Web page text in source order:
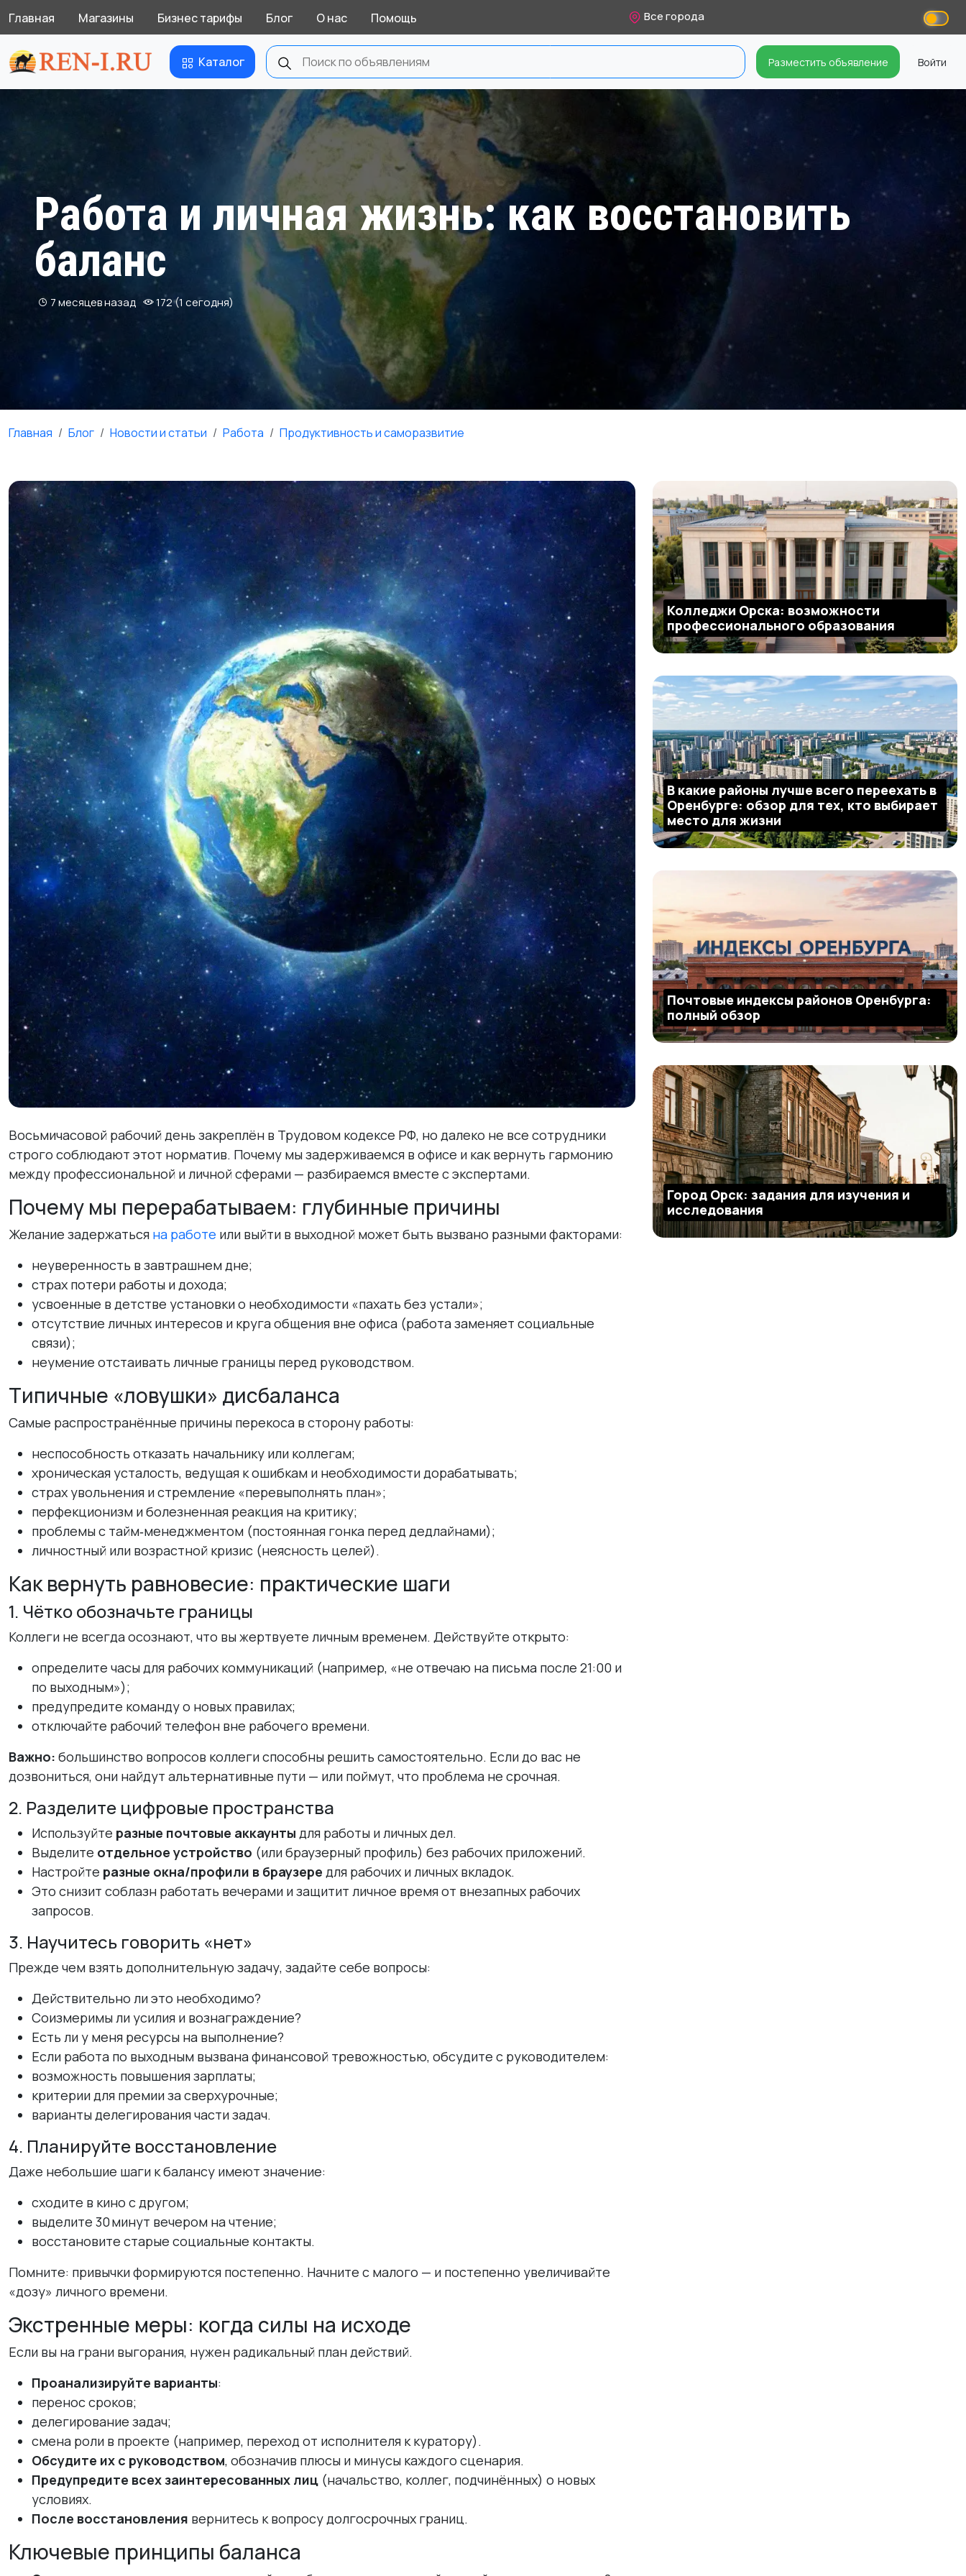
Главная Магазины Бизнес тарифы Блог О нас Помощь Все города
Каталог Разместить объявление Войти
Работа и личная жизнь: как восстановить
баланс
7 месяцев назад 172 (1 сегодня)
Главная Блог Новости и статьи Работа Продуктивность и саморазвитие
Восьмичасовой рабочий день закреплён в Трудовом кодексе РФ, но далеко не все сотрудники
строго соблюдают этот норматив. Почему мы задерживаемся в офисе и как вернуть гармонию
между профессиональной и личной сферами — разбираемся вместе с экспертами.
Почему мы перерабатываем: глубинные причины
Желание задержаться на работе или выйти в выходной может быть вызвано разными факторами:
неуверенность в завтрашнем дне;
страх потери работы и дохода;
усвоенные в детстве установки о необходимости «пахать без устали»;
отсутствие личных интересов и круга общения вне офиса (работа заменяет социальные
связи);
неумение отстаивать личные границы перед руководством.
Типичные «ловушки» дисбаланса
Самые распространённые причины перекоса в сторону работы:
неспособность отказать начальнику или коллегам;
хроническая усталость, ведущая к ошибкам и необходимости дорабатывать;
страх увольнения и стремление «перевыполнять план»;
перфекционизм и болезненная реакция на критику;
проблемы с тайм‑менеджментом (постоянная гонка перед дедлайнами);
личностный или возрастной кризис (неясность целей).
Как вернуть равновесие: практические шаги
1. Чётко обозначьте границы
Коллеги не всегда осознают, что вы жертвуете личным временем. Действуйте открыто:
определите часы для рабочих коммуникаций (например, «не отвечаю на письма после 21:00 и
по выходным»);
предупредите команду о новых правилах;
отключайте рабочий телефон вне рабочего времени.
Важно: большинство вопросов коллеги способны решить самостоятельно. Если до вас не
дозвониться, они найдут альтернативные пути — или поймут, что проблема не срочная.
2. Разделите цифровые пространства
Используйте разные почтовые аккаунты для работы и личных дел.
Выделите отдельное устройство (или браузерный профиль) без рабочих приложений.
Настройте разные окна/профили в браузере для рабочих и личных вкладок.
Это снизит соблазн работать вечерами и защитит личное время от внезапных рабочих
запросов.
3. Научитесь говорить «нет»
Прежде чем взять дополнительную задачу, задайте себе вопросы:
Действительно ли это необходимо?
Соизмеримы ли усилия и вознаграждение?
Есть ли у меня ресурсы на выполнение?
Если работа по выходным вызвана финансовой тревожностью, обсудите с руководителем:
возможность повышения зарплаты;
критерии для премии за сверхурочные;
варианты делегирования части задач.
4. Планируйте восстановление
Даже небольшие шаги к балансу имеют значение:
сходите в кино с другом;
выделите 30 минут вечером на чтение;
восстановите старые социальные контакты.
Помните: привычки формируются постепенно. Начните с малого — и постепенно увеличивайте
«дозу» личного времени.
Экстренные меры: когда силы на исходе
Если вы на грани выгорания, нужен радикальный план действий.
Проанализируйте варианты:
перенос сроков;
делегирование задач;
смена роли в проекте (например, переход от исполнителя к куратору).
Обсудите их с руководством, обозначив плюсы и минусы каждого сценария.
Предупредите всех заинтересованных лиц (начальство, коллег, подчинённых) о новых
условиях.
После восстановления вернитесь к вопросу долгосрочных границ.
Ключевые принципы баланса
Колледжи Орска: возможности
профессионального образования
В какие районы лучше всего переехать в
Оренбурге: обзор для тех, кто выбирает
место для жизни
Почтовые индексы районов Оренбурга:
полный обзор
Город Орск: задания для изучения и
исследования